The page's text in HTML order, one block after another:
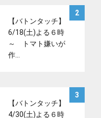
2
【バトンタッチ】
6/18(土)よる６時
～ トマト嫌いが
作…
3
【バトンタッチ】
4/30(土)よる６時